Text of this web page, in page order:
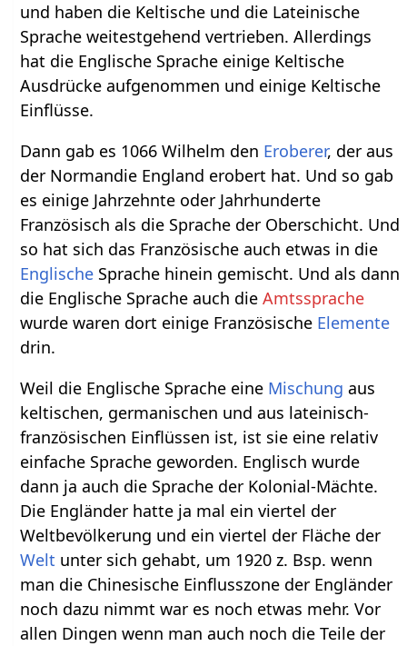
und haben die Keltische und die Lateinische
Sprache weitestgehend vertrieben. Allerdings
hat die Englische Sprache einige Keltische
Ausdrücke aufgenommen und einige Keltische
Einflüsse.
Dann gab es 1066 Wilhelm den Eroberer, der aus
der Normandie England erobert hat. Und so gab
es einige Jahrzehnte oder Jahrhunderte
Französisch als die Sprache der Oberschicht. Und
so hat sich das Französische auch etwas in die
Englische Sprache hinein gemischt. Und als dann
die Englische Sprache auch dieAmtssprache
wurde waren dort einige Französische Elemente
drin.
Weil die Englische Sprache eine Mischung aus
keltischen, germanischen und aus lateinisch-
französischen Einflüssen ist, ist sie eine relativ
einfache Sprache geworden. Englisch wurde
dann ja auch die Sprache der Kolonial-Mächte.
Die Engländer hatte ja mal ein viertel der
Weltbevölkerung und ein viertel der Fläche der
Welt unter sich gehabt, um 1920 z. Bsp. wenn
man die Chinesische Einflusszone der Engländer
noch dazu nimmt war es noch etwas mehr. Vor
allen Dingen wenn man auch noch die Teile der